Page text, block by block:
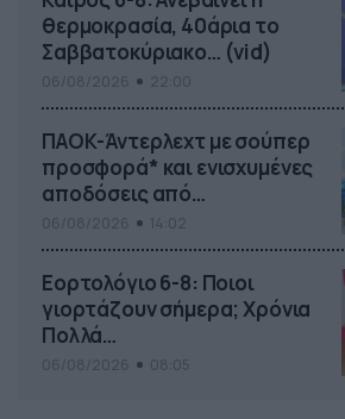
θερμοκρασία, 40άρια το
Σαββατοκύριακο… (vid)
ΠΑΟΚ-Άντερλεχτ με σούπερ
προσφορά* και ενισχυμένες
αποδόσεις από
το Pamestoixima.gr
Εορτολόγιο 6-8: Ποιοι
γιορτάζουν σήμερα; Χρόνια
Πολλά…